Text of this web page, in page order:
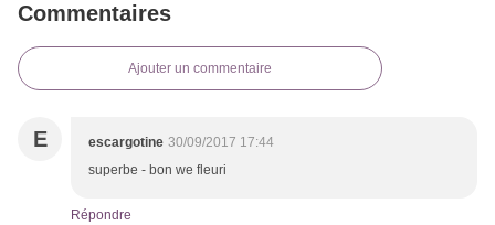
Commentaires
Ajouter un commentaire
E escargotine 30/09/2017 17:44
superbe - bon we fleuri
Répondre